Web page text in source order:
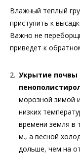
Влажный теплый
приступить к
Важно не
приведет к
Укрытие почвы
морозной зимой
низких
времени земля в
м., а весной
дольше, чем на